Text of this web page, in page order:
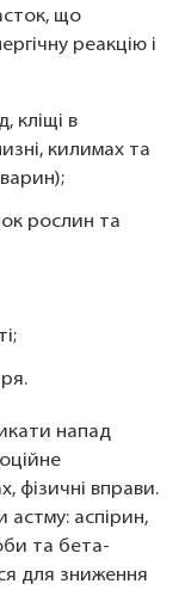
що
реакцію і
кліщі в
килимах та
рослин та
напад
фізичні вправи.
астму: аспірин,
та бета-
для зниження